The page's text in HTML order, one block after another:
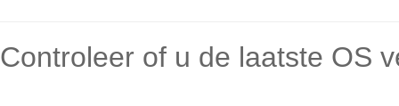
Controleer of u de laatste OS